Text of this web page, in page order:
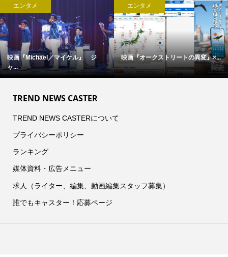
エンタメ
映画『Michael／マイケル』 ジ
ャ...
エンタメ
映画『オークストリートの異変』×...
TREND NEWS CASTER
TREND NEWS CASTERについて
プライバシーポリシー
ランキング
媒体資料・広告メニュー
求人（ライター、編集、動画編集スタッフ募集）
誰でもキャスター！応募ページ